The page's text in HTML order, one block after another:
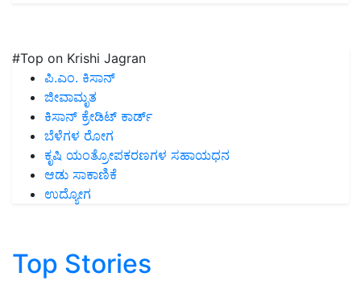
#Top on Krishi Jagran
ಪಿ.ಎಂ. ಕಿಸಾನ್
ಜೀವಾಮೃತ
ಕಿಸಾನ್ ಕ್ರೇಡಿಟ್ ಕಾರ್ಡ್
ಬೆಳೆಗಳ ರೋಗ
ಕೃಷಿ ಯಂತ್ರೋಪಕರಣಗಳ ಸಹಾಯಧನ
ಆಡು ಸಾಕಾಣಿಕೆ
ಉದ್ಯೋಗ
Top Stories